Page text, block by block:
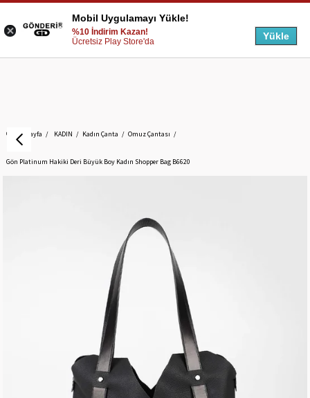
Anasayfa KADIN Kadın Çanta Omuz Çantası
Gön Platinum Hakiki Deri Büyük Boy Kadın Shopper Bag B6620
Mobil Uygulamayı Yükle!
%10 İndirim Kazan!
Ücretsiz Play Store'da
Yükle